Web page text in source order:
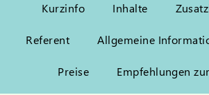
Kurzinfo Inhalte
Referent Allgemeine
Preise Empfehlungen